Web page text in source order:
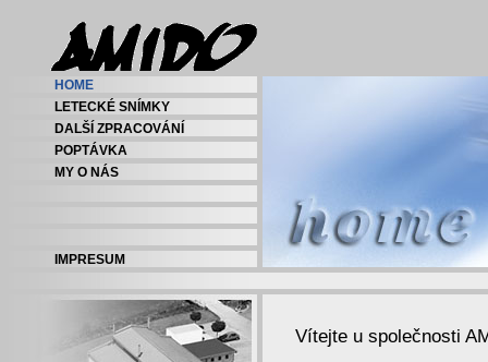
HOME
LETECKÉ SNÍMKY
DALŠÍ ZPRACOVÁNÍ
POPTÁVKA
MY O NÁS
IMPRESUM
Vítejte u společnosti